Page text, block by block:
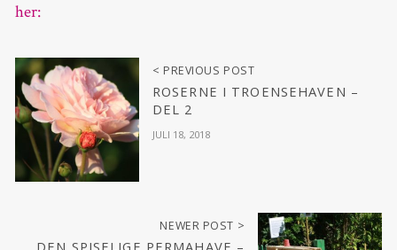
her:
< PREVIOUS POST
ROSERNE I TROENSEHAVEN –
DEL 2
JULI 18, 2018
NEWER POST >
DEN SPISELIGE PERMAHAVE –